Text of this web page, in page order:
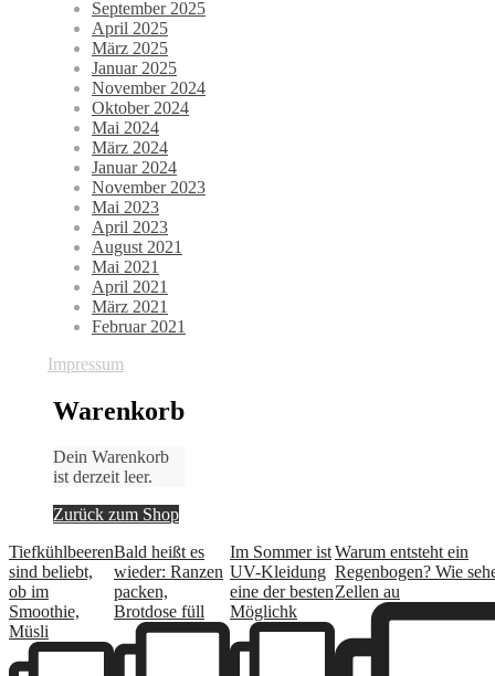
September 2025
April 2025
März 2025
Januar 2025
November 2024
Oktober 2024
Mai 2024
März 2024
Januar 2024
November 2023
Mai 2023
April 2023
August 2021
Mai 2021
April 2021
März 2021
Februar 2021
Impressum
Warenkorb
Dein Warenkorb
ist derzeit leer.
Zurück zum Shop
Tiefkühlbeeren
sind beliebt,
ob im
Smoothie,
Müsli
Bald heißt es
wieder: Ranzen
packen,
Brotdose füll
Im Sommer ist
UV-Kleidung
eine der besten
Möglichk
Warum entsteht ein
Regenbogen? Wie
Zellen au